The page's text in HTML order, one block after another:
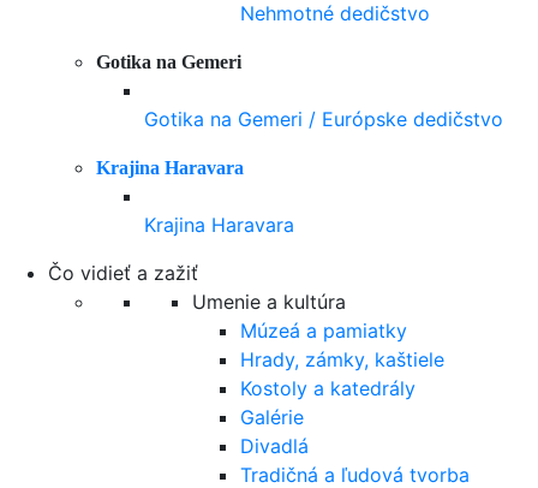
Nehmotné dedičstvo
Gotika na Gemeri
Gotika na Gemeri / Európske dedičstvo
Krajina Haravara
Krajina Haravara
Čo vidieť a zažiť
Umenie a kultúra
Múzeá a pamiatky
Hrady, zámky, kaštiele
Kostoly a katedrály
Galérie
Divadlá
Tradičná a ľudová tvorba